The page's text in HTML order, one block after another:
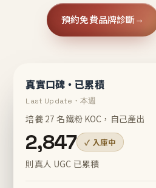
預約免費品牌診斷→
真實口碑・已累積
Last Update・本週
培養 27 名鐵粉 KOC，自己產出
2,847 ✓ 入庫中
則真人 UGC 已累積